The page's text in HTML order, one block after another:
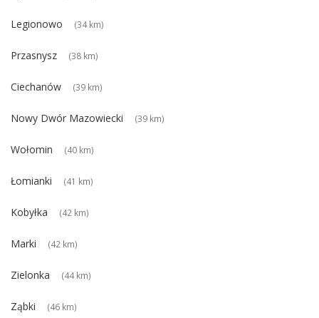
Legionowo (34 km)
Przasnysz (38 km)
Ciechanów (39 km)
Nowy Dwór Mazowiecki (39 km)
Wołomin (40 km)
Łomianki (41 km)
Kobyłka (42 km)
Marki (42 km)
Zielonka (44 km)
Ząbki (46 km)